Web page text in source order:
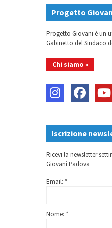
Progetto
Progetto Giovani è un
Gabinetto del Sindaco
Chi siamo »
Iscrizione
Ricevi la newsletter
Giovani Padova
Email: *
Nome: *